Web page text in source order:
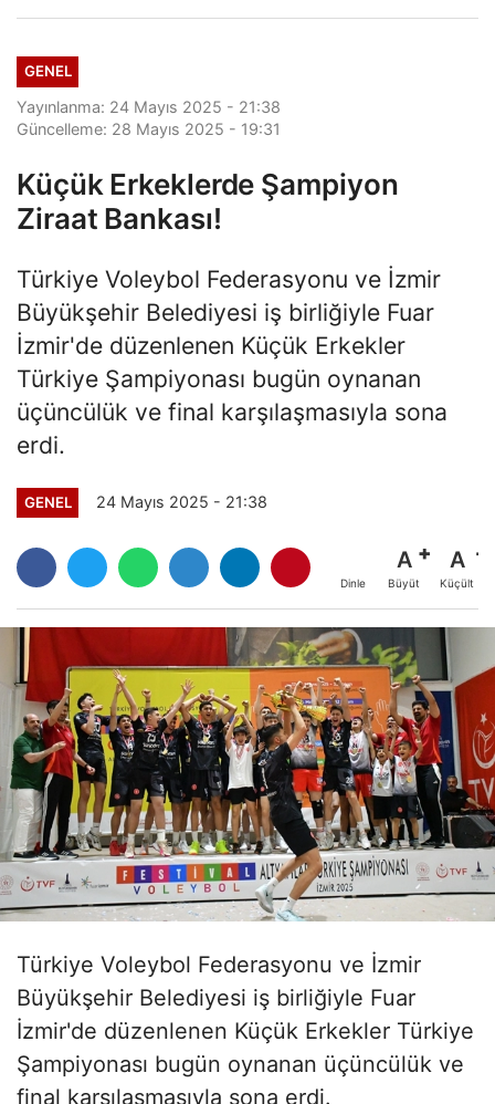
GENEL
Yayınlanma: 24 Mayıs 2025 - 21:38
Güncelleme: 28 Mayıs 2025 - 19:31
Küçük Erkeklerde Şampiyon
Ziraat Bankası!
Türkiye Voleybol Federasyonu ve İzmir
Büyükşehir Belediyesi iş birliğiyle Fuar
İzmir'de düzenlenen Küçük Erkekler
Türkiye Şampiyonası bugün oynanan
üçüncülük ve final karşılaşmasıyla sona
erdi.
GENEL 24 Mayıs 2025 - 21:38
Dinle
A
Büyüt
A
Küçült
Türkiye Voleybol Federasyonu ve İzmir
Büyükşehir Belediyesi iş birliğiyle Fuar
İzmir'de düzenlenen Küçük Erkekler Türkiye
Şampiyonası bugün oynanan üçüncülük ve
final karşılaşmasıyla sona erdi.